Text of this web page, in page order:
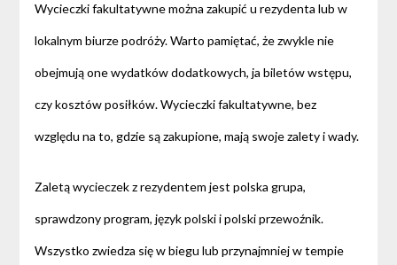
Wycieczki fakultatywne można zakupić u rezydenta lub w
lokalnym biurze podróży. Warto pamiętać, że zwykle nie
obejmują one wydatków dodatkowych, ja biletów wstępu,
czy kosztów posiłków. Wycieczki fakultatywne, bez
względu na to, gdzie są zakupione, mają swoje zalety i wady.
Zaletą wycieczek z rezydentem jest polska grupa,
sprawdzony program, język polski i polski przewoźnik.
Wszystko zwiedza się w biegu lub przynajmniej w tempie